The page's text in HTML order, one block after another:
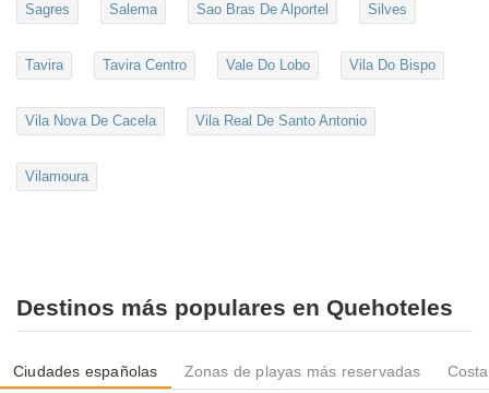
Sagres Salema Sao Bras De Alportel Silves
Tavira Tavira Centro Vale Do Lobo Vila Do Bispo
Vila Nova De Cacela Vila Real De Santo Antonio
Vilamoura
Destinos más populares en Quehoteles
Ciudades españolas Zonas de playas más reservadas